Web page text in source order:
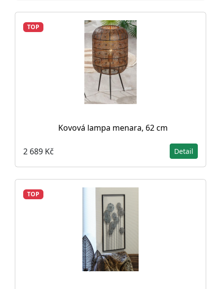
TOP
Kovová lampa menara, 62 cm
2 689 Kč Detail
TOP